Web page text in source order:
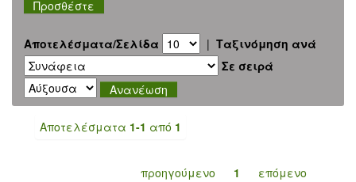
Αποτελέσματα/Σελίδα | Ταξινόμηση ανά
Σε σειρά
Αποτελέσματα 1-1 από 1
προηγούμενο 1 επόμενο